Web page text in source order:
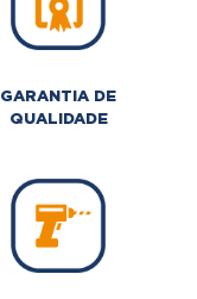
GARANTIA DE
QUALIDADE